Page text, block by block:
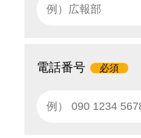
電話番号 必須